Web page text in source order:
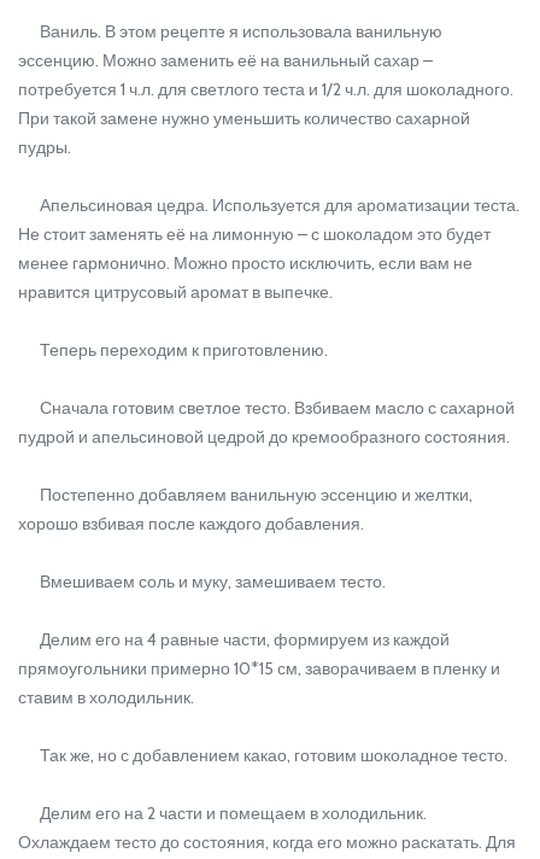
Ваниль. В этом рецепте я использовала ванильную
эссенцию. Можно заменить её на ванильный сахар –
потребуется 1 ч.л. для светлого теста и 1/2 ч.л. для шоколадного.
При такой замене нужно уменьшить количество сахарной
пудры.
Апельсиновая цедра. Используется для ароматизации теста.
Не стоит заменять её на лимонную – с шоколадом это будет
менее гармонично. Можно просто исключить, если вам не
нравится цитрусовый аромат в выпечке.
Теперь переходим к приготовлению.
Сначала готовим светлое тесто. Взбиваем масло с сахарной
пудрой и апельсиновой цедрой до кремообразного состояния.
Постепенно добавляем ванильную эссенцию и желтки,
хорошо взбивая после каждого добавления.
Вмешиваем соль и муку, замешиваем тесто.
Делим его на 4 равные части, формируем из каждой
прямоугольники примерно 10*15 см, заворачиваем в пленку и
ставим в холодильник.
Так же, но с добавлением какао, готовим шоколадное тесто.
Делим его на 2 части и помещаем в холодильник.
Охлаждаем тесто до состояния, когда его можно раскатать. Для